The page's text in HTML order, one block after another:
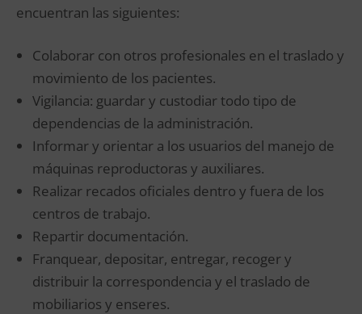
encuentran las siguientes:
Colaborar con otros profesionales en el traslado y
movimiento de los pacientes.
Vigilancia: guardar y custodiar todo tipo de
dependencias de la administración.
Informar y orientar a los usuarios del manejo de
máquinas reproductoras y auxiliares.
Realizar recados oficiales dentro y fuera de los
centros de trabajo.
Repartir documentación.
Franquear, depositar, entregar, recoger y
distribuir la correspondencia y el traslado de
mobiliarios y enseres.